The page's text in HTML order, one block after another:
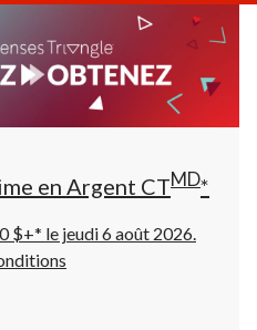
à
22:00
cliquer
changer
en Argent CTMD*
$+* le jeudi 6 août 2026.